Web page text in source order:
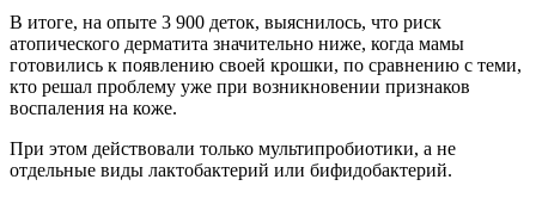
В итоге, на опыте 3 900 деток, выяснилось, что риск
атопического дерматита значительно ниже, когда мамы
готовились к появлению своей крошки, по сравнению с теми,
кто решал проблему уже при возникновении признаков
воспаления на коже.
При этом действовали только мультипробиотики, а не
отдельные виды лактобактерий или бифидобактерий.